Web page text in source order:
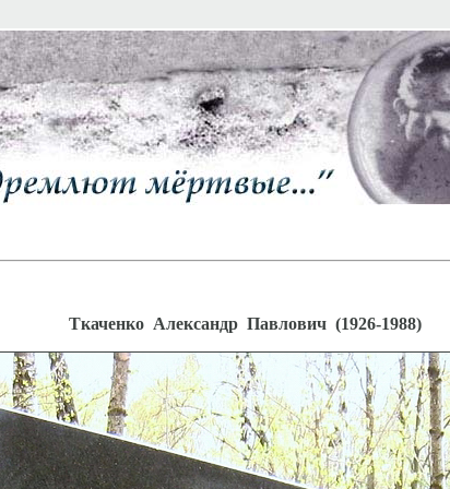
Ткаченко Александр Павлович (1926-1988)